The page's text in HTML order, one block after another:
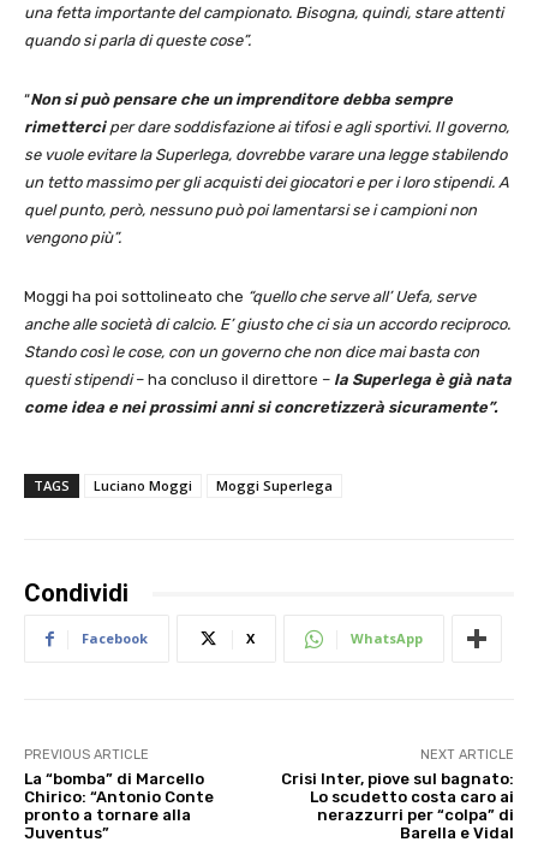
una fetta importante del campionato. Bisogna, quindi, stare attenti
quando si parla di queste cose”.
“Non si può pensare che un imprenditore debba sempre
rimetterciper dare soddisfazione ai tifosi e agli sportivi. Il governo,
se vuole evitare la Superlega, dovrebbe varare una legge stabilendo
un tetto massimo per gli acquisti dei giocatori e per i loro stipendi. A
quel punto, però, nessuno può poi lamentarsi se i campioni non
vengono più”.
Moggi ha poi sottolineato che “quello che serve all’ Uefa, serve
anche alle società di calcio. E’ giusto che ci sia un accordo reciproco.
Stando così le cose, con un governo che non dice mai basta con
questi stipendi– ha concluso il direttore – la Superlega è già nata
come idea e nei prossimi anni si concretizzerà sicuramente”.
TAGS Luciano Moggi Moggi Superlega
Condividi
Facebook X WhatsApp
PREVIOUS ARTICLE
La “bomba” di Marcello
Chirico: “Antonio Conte
pronto a tornare alla
Juventus”
NEXT ARTICLE
Crisi Inter, piove sul bagnato:
Lo scudetto costa caro ai
nerazzurri per “colpa” di
Barella e Vidal